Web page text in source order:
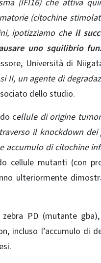
(IFI16) che attiva
(citochine
ipotizziamo cheil
uno squilibrio
Università di
II, un agente di
dello studio.
cellule di origine
il knockdown dei
accumulo di citochine
cellule mutanti (con
ulteriormente
PD (mutante
incluso l’accumulo di